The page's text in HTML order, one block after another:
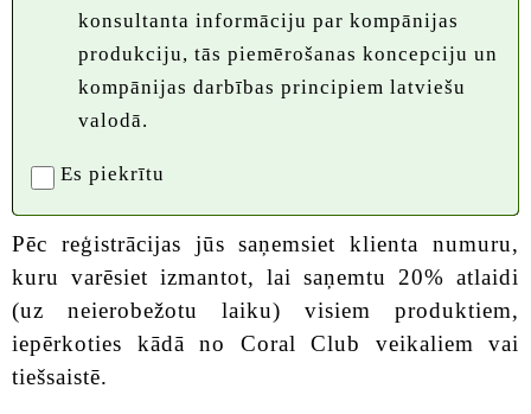
konsultanta informāciju par kompānijas
produkciju, tās piemērošanas koncepciju un
kompānijas darbības principiem latviešu
valodā.
Es piekrītu
Pēc reģistrācijas jūs saņemsiet klienta numuru,
kuru varēsiet izmantot, lai saņemtu 20% atlaidi
(uz neierobežotu laiku) visiem produktiem,
iepērkoties kādā no Coral Club veikaliem vai
tiešsaistē.